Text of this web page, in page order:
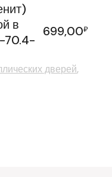
в
70.4-
699,00₽
дверей